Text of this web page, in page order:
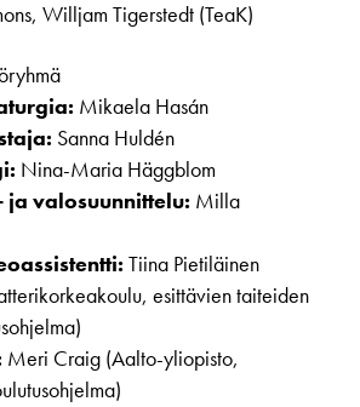
Willjam Tigerstedt (TeaK)
Mikaela Hasán
Sanna Huldén
Nina-Maria Häggblom
ja valosuunnittelu: Milla
Tiina Pietiläinen
esittävien taiteiden
Meri Craig (Aalto-yliopisto,